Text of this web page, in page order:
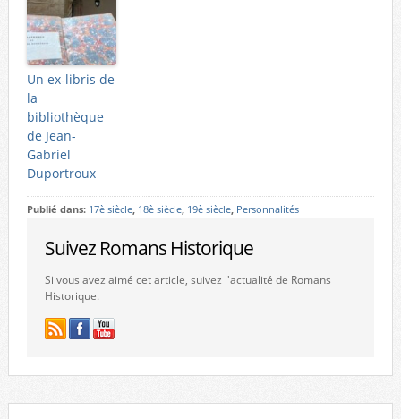
Un ex-libris de
la
bibliothèque
de Jean-
Gabriel
Duportroux
Publié dans: 17è siècle, 18è siècle, 19è siècle, Personnalités
Suivez Romans Historique
Si vous avez aimé cet article, suivez l'actualité de Romans
Historique.